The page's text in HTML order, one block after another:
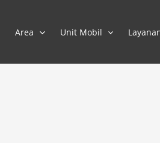
Area Unit Mobil